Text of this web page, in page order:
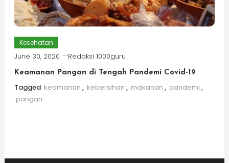
Kesehatan
June 30, 2020 Redaksi 1000guru
Keamanan Pangan di Tengah Pandemi Covid-19
Tagged keamanan , kebersihan , makanan , pandemi ,
pangan